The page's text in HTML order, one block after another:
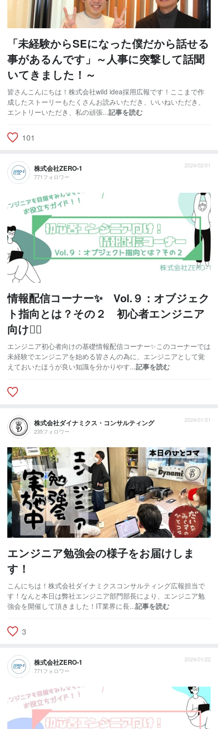
「未経験からSEになった僕だから話せる
事があるんです」～人事に突撃して話聞
いてきました！～
皆さんこんにちは！株式会社wild idea採用広報です！ここまで作
成したストーリーもたくさんお読みいただき、いいねいただき、
エントリーいただき、私の頑張...記事を読む
101
株式会社ZERO-1
771フォロワー
2024/02/01
情報配信コーナー✨ Vol.９：オブジェク
ト指向とは？その２ 初心者エンジニア
向け🙆‍♀
エンジニア初心者向けの基礎情報配信コーナー✨このコーナーでは
未経験でエンジニアを始める皆さんの為に、エンジニアとして覚
えておいたほうが良い知識を分かりやす...記事を読む
株式会社ダイナミクス・コンサルティング
235フォロワー
2024/01/31
エンジニア勉強会の様子をお届けしま
す！
こんにちは！株式会社ダイナミクスコンサルティング広報担当で
す！なんと本日は弊社エンジニア部門部長により、エンジニア勉
強会を開催して頂きました！IT業界に長...記事を読む
3
株式会社ZERO-1
771フォロワー
2024/01/22